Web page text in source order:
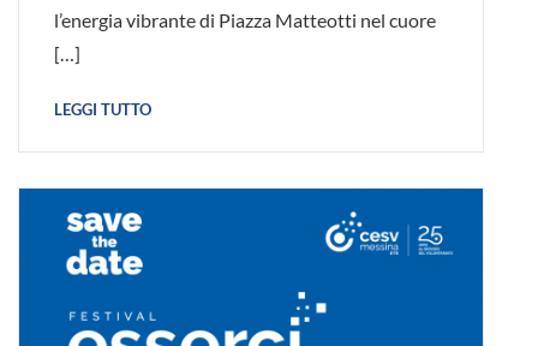
l’energia vibrante di Piazza Matteotti nel cuore
[…]
LEGGI TUTTO